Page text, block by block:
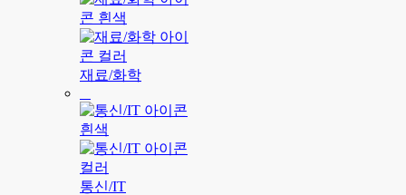
재료/화학
통신/IT